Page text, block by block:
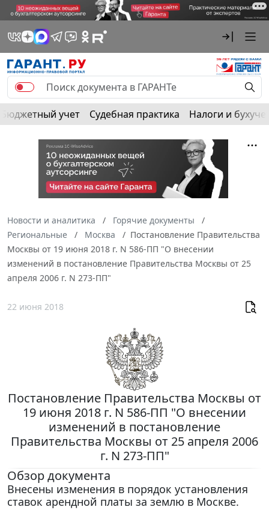
Бюджетный учет Судебная практика Налоги и
Новости и аналитика
Горячие документы
Региональные
Москва
Постановление Правительства
Москвы от 19 июня 2018 г. N 586-ПП "О внесении
изменений в постановление Правительства Москвы от 25
апреля 2006 г. N 273-ПП"
22 июня 2018
Постановление Правительства Москвы от
19 июня 2018 г. N 586-ПП "О внесении
изменений в постановление
Правительства Москвы от 25 апреля 2006
г. N 273-ПП"
Обзор документа
Внесены изменения в порядок установления
ставок арендной платы за землю в Москве.